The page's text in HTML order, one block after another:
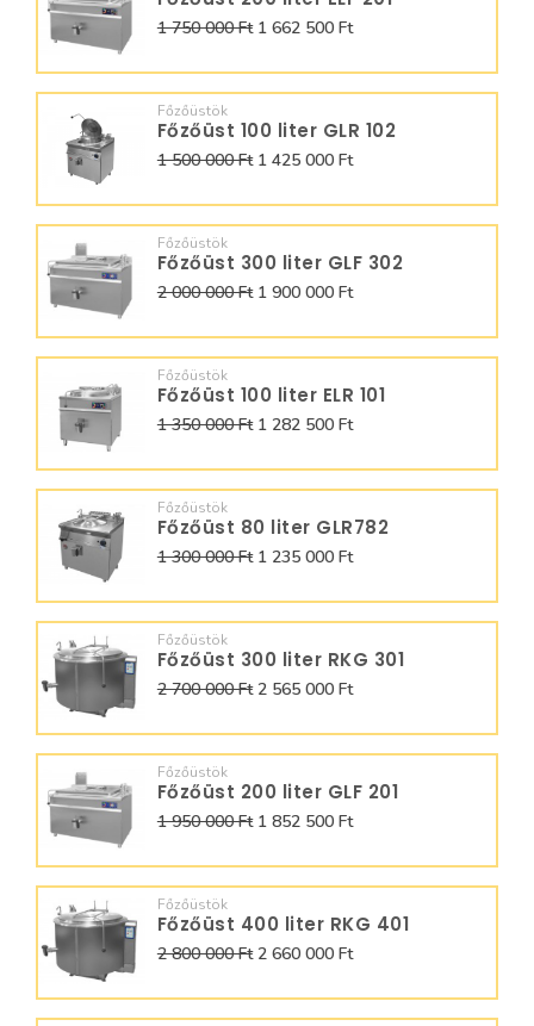
1 750 000 Ft1 662 500 Ft
Főzőüstök
Főzőüst 100 liter GLR 102
1 500 000 Ft1 425 000 Ft
Főzőüstök
Főzőüst 300 liter GLF 302
2 000 000 Ft1 900 000 Ft
Főzőüstök
Főzőüst 100 liter ELR 101
1 350 000 Ft1 282 500 Ft
Főzőüstök
Főzőüst 80 liter GLR782
1 300 000 Ft1 235 000 Ft
Főzőüstök
Főzőüst 300 liter RKG 301
2 700 000 Ft2 565 000 Ft
Főzőüstök
Főzőüst 200 liter GLF 201
1 950 000 Ft1 852 500 Ft
Főzőüstök
Főzőüst 400 liter RKG 401
2 800 000 Ft2 660 000 Ft